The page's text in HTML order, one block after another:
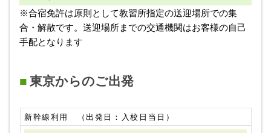
※合宿免許は原則として教習所指定の送迎場所での集
合・解散です。送迎場所までの交通機関はお客様の自己
手配となります
東京からのご出発
新幹線利用 （出発日：入校日当日）